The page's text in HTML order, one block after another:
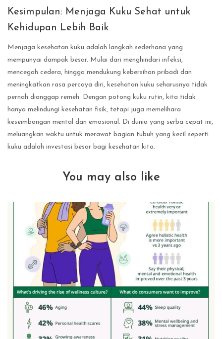
Kesimpulan: Menjaga Kuku Sehat untuk
Kehidupan Lebih Baik
Menjaga kesehatan kuku adalah langkah sederhana yang
mempunyai dampak besar. Mulai dari menghindari infeksi,
mencegah cedera, hingga mendukung kebersihan pribadi dan
meningkatkan rasa percaya diri, kesehatan kuku seharusnya tidak
pernah dianggap remeh. Dengan potong kuku rutin, kita tidak
hanya melindungi kesehatan fisik, tetapi juga memelihara
keseimbangan mental dan emosional. Di dunia yang serba cepat ini,
meluangkan waktu untuk merawat bagian tubuh yang kecil seperti
kuku adalah investasi besar bagi kesehatan kita.
You may also like